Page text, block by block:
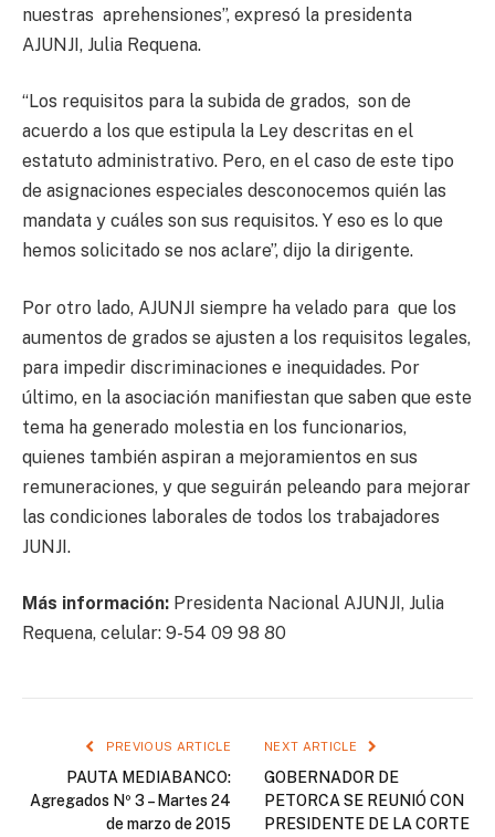
nuestras aprehensiones”, expresó la presidenta
AJUNJI, Julia Requena.
“Los requisitos para la subida de grados, son de
acuerdo a los que estipula la Ley descritas en el
estatuto administrativo. Pero, en el caso de este tipo
de asignaciones especiales desconocemos quién las
mandata y cuáles son sus requisitos. Y eso es lo que
hemos solicitado se nos aclare”, dijo la dirigente.
Por otro lado, AJUNJI siempre ha velado para que los
aumentos de grados se ajusten a los requisitos legales,
para impedir discriminaciones e inequidades. Por
último, en la asociación manifiestan que saben que este
tema ha generado molestia en los funcionarios,
quienes también aspiran a mejoramientos en sus
remuneraciones, y que seguirán peleando para mejorar
las condiciones laborales de todos los trabajadores
JUNJI.
Más información: Presidenta Nacional AJUNJI, Julia
Requena, celular: 9-54 09 98 80
PREVIOUS ARTICLE
PAUTA MEDIABANCO:
Agregados Nº 3 – Martes 24
de marzo de 2015
NEXT ARTICLE
GOBERNADOR DE
PETORCA SE REUNIÓ CON
PRESIDENTE DE LA CORTE